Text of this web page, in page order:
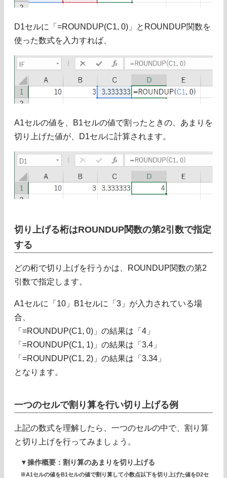
D1セルに「=ROUNDUP(C1, 0)」とROUNDUP関数を
使った数式を入力すれば、
A1セルの値を、B1セルの値で割ったときの、あまりを
切り上げた値が、D1セルに計算されます。
切り上げる桁はROUNDUP関数の第2引数で指定
する
どの桁で切り上げを行うかは、ROUNDUP関数の第2
引数で指定します。
A1セルに「10」B1セルに「3」が入力されている場
合、
「=ROUNDUP(C1, 0)」の結果は「4」
「=ROUNDUP(C1, 1)」の結果は「3.4」
「=ROUNDUP(C1, 2)」の結果は「3.34」
となります。
一つのセルで割り算を行い切り上げる例
上記の数式を理解したら、一つのセルの中で、割り算
と切り上げを行ってみましょう。
▼操作概要：割り算のあまりを切り上げる
※A1セルの値をB1セルの値で割り算して小数点以下を切り上げた値をD2セ